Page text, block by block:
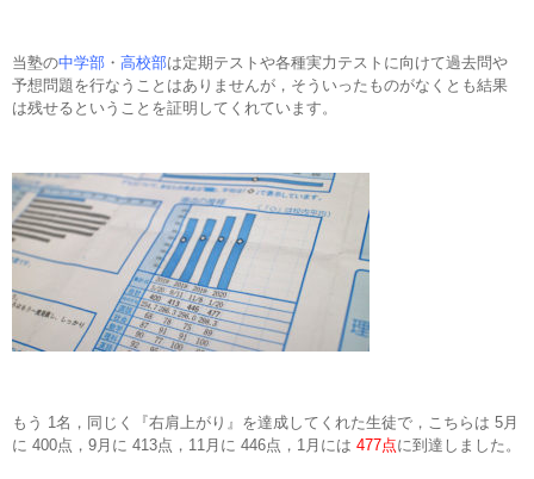
当塾の中学部 ・ 高校部は定期テストや各種実力テストに向けて過去問や
予想問題を行なうことはありませんが，そういったものがなくとも結果
は残せるということを証明してくれています。
もう 1名，同じく『右肩上がり』を達成してくれた生徒で，こちらは 5月
に 400点，9月に 413点，11月に 446点，1月には 477点に到達しました。